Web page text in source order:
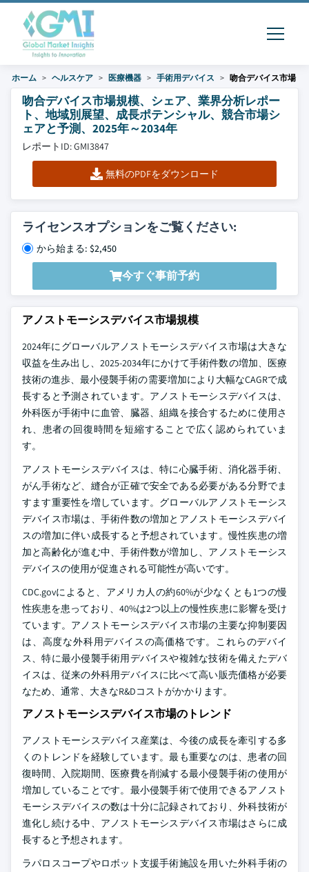
ホーム ヘルスケア 医療機器 手術用デバイス 吻合デバイス市場
吻合デバイス市場規模、シェア、業界分析レポー
ト、地域別展望、成長ポテンシャル、競合市場シ
ェアと予測、2025年～2034年
レポートID: GMI3847
無料のPDFをダウンロード
ライセンスオプションをご覧ください:
から始まる: $2,450
今すぐ事前予約
アノストモーシスデバイス市場規模
2024年にグローバルアノストモーシスデバイス市場は大きな
収益を生み出し、2025-2034年にかけて手術件数の増加、医療
技術の進歩、最小侵襲手術の需要増加により大幅なCAGRで成
長すると予測されています。アノストモーシスデバイスは、
外科医が手術中に血管、臓器、組織を接合するために使用さ
れ、患者の回復時間を短縮することで広く認められていま
す。
アノストモーシスデバイスは、特に心臓手術、消化器手術、
がん手術など、縫合が正確で安全である必要がある分野でま
すます重要性を増しています。グローバルアノストモーシス
デバイス市場は、手術件数の増加とアノストモーシスデバイ
スの増加に伴い成長すると予想されています。慢性疾患の増
加と高齢化が進む中、手術件数が増加し、アノストモーシス
デバイスの使用が促進される可能性が高いです。
CDC.govによると、アメリカ人の約60%が少なくとも1つの慢
性疾患を患っており、40%は2つ以上の慢性疾患に影響を受け
ています。アノストモーシスデバイス市場の主要な抑制要因
は、高度な外科用デバイスの高価格です。これらのデバイ
ス、特に最小侵襲手術用デバイスや複雑な技術を備えたデバ
イスは、従来の外科用デバイスに比べて高い販売価格が必要
なため、通常、大きなR&Dコストがかかります。
アノストモーシスデバイス市場のトレンド
アノストモーシスデバイス産業は、今後の成長を牽引する多
くのトレンドを経験しています。最も重要なのは、患者の回
復時間、入院期間、医療費を削減する最小侵襲手術の使用が
増加していることです。最小侵襲手術で使用できるアノスト
モーシスデバイスの数は十分に記録されており、外科技術が
進化し続ける中、アノストモーシスデバイス市場はさらに成
長すると予想されます。
ラパロスコープやロボット支援手術施設を用いた外科手術の